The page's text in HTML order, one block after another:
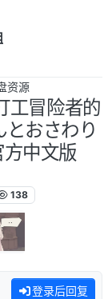
资源
工冒险者的
おさわり
中文版
138
登录后回复